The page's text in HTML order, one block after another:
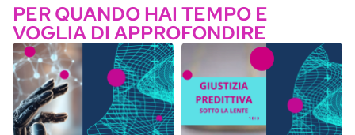
PER QUANDO HAI TEMPO E
VOGLIA DI APPROFONDIRE